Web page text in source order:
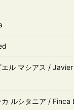
ル マシアス /
カ ルシタニア / Finca